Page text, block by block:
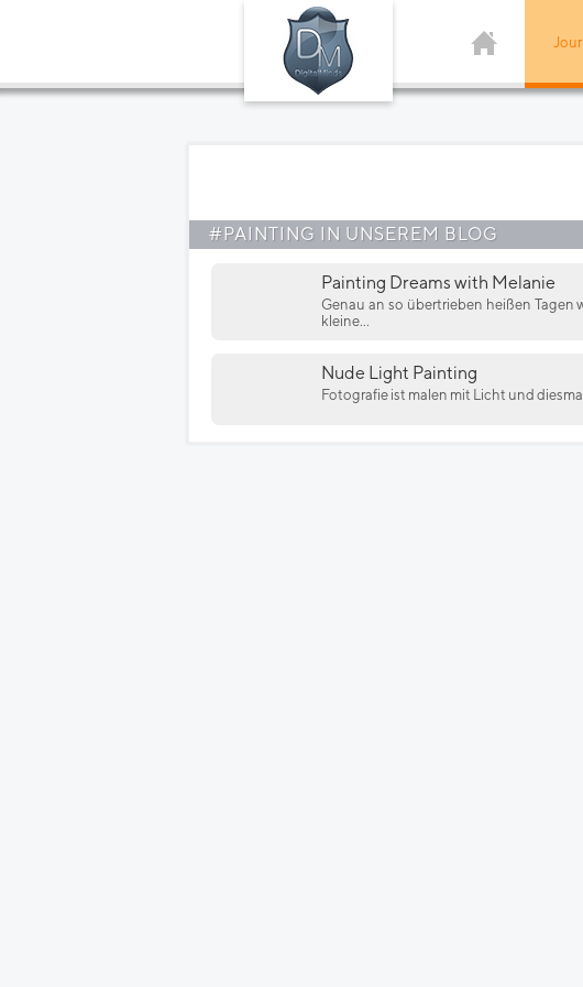
#PAINTING IN UNSEREM BLOG
Painting Dreams with Melanie
Genau an so übertrieben heißen Tagen
kleine...
Nude Light Painting
Fotografie ist malen mit Licht und